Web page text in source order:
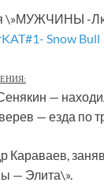
\»МУЖЧИНЫ -
—
— езда по
Караваев,
— Элита\».